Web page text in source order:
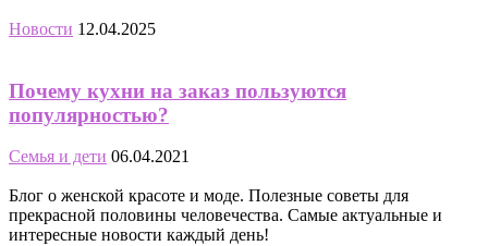
Новости 12.04.2025
Почему кухни на заказ пользуются
популярностью?
Семья и дети 06.04.2021
Блог о женской красоте и моде. Полезные советы для
прекрасной половины человечества. Самые актуальные и
интересные новости каждый день!